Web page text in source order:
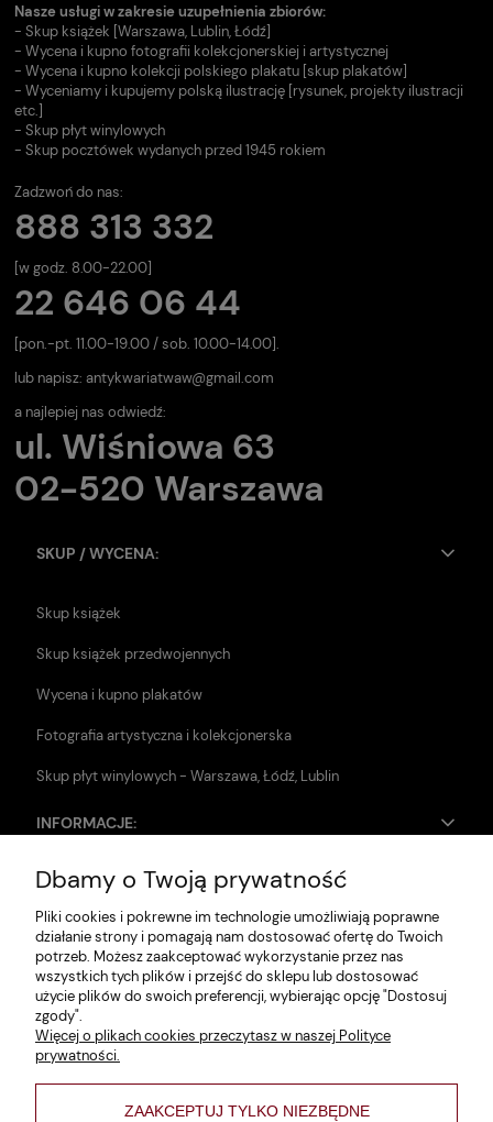
Nasze usługi w zakresie uzupełnienia zbiorów:
- Skup książek [Warszawa, Lublin, Łódź]
- Wycena i kupno fotografii kolekcjonerskiej i artystycznej
- Wycena i kupno kolekcji polskiego plakatu [skup plakatów]
- Wyceniamy i kupujemy polską ilustrację [rysunek, projekty ilustracji
etc.]
- Skup płyt winylowych
- Skup pocztówek wydanych przed 1945 rokiem
Zadzwoń do nas:
888 313 332
[w godz. 8.00-22.00]
22 646 06 44
[pon.-pt. 11.00-19.00 / sob. 10.00-14.00].
lub napisz: antykwariatwaw@gmail.com
a najlepiej nas odwiedź:
ul. Wiśniowa 63
02-520 Warszawa
SKUP / WYCENA:
Skup książek
Skup książek przedwojennych
Wycena i kupno plakatów
Fotografia artystyczna i kolekcjonerska
Skup płyt winylowych - Warszawa, Łódź, Lublin
INFORMACJE:
Zwroty i reklamacje
Dane firmy
Jak szukać?
Polityka prywatności
Regulamin
Poltyka cookies
Dbamy o Twoją prywatność
Pliki cookies i pokrewne im technologie umożliwiają poprawne
działanie strony i pomagają nam dostosować ofertę do Twoich
potrzeb. Możesz zaakceptować wykorzystanie przez nas
wszystkich tych plików i przejść do sklepu lub dostosować
użycie plików do swoich preferencji, wybierając opcję "Dostosuj
zgody".
Więcej o plikach cookies przeczytasz w naszej Polityce
prywatności.
ZAAKCEPTUJ TYLKO NIEZBĘDNE